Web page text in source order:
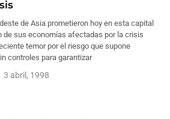
de Asia prometieron hoy en esta capital
de sus economías afectadas por la crisis
temor por el riesgo que supone
controles para garantizar
3 abril, 1998